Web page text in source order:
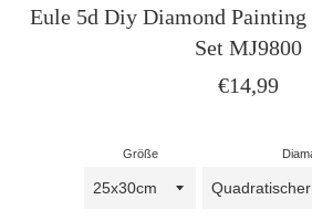
Eule 5d Diy Diamond
Set MJ9800
Normaler
€14,99
Größe